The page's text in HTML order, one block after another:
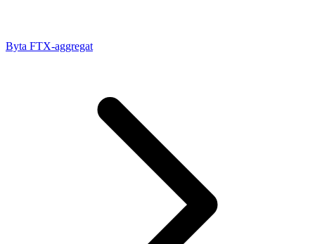
Byta FTX-aggregat